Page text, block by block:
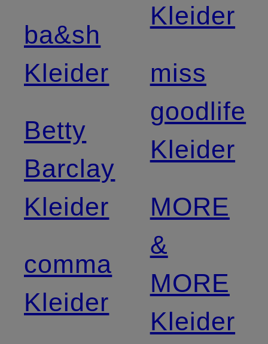
ba&sh
Kleider
Betty
Barclay
Kleider
comma
Kleider
Kleider
miss
goodlife
Kleider
MORE
&
MORE
Kleider